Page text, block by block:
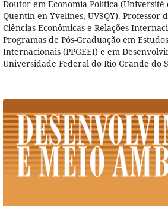
Doutor em Economia Política (Université
Quentin-en-Yvelines, UVSQY). Professor
Ciências Econômicas e Relações
Programas de Pós-Graduação em
Internacionais (PPGEEI) e em
Universidade Federal do Rio Grande do